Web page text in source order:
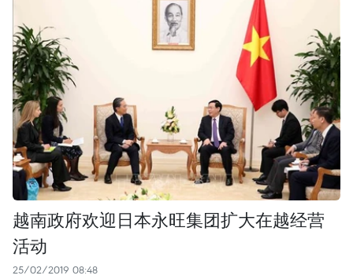
越南政府欢迎日本永旺集团扩大在越经营
活动
25/02/2019 08:48